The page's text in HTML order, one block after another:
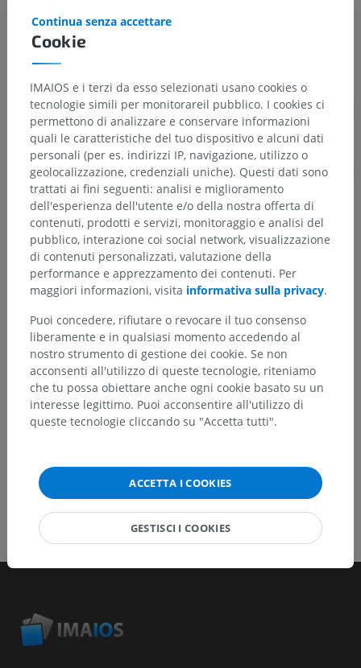
soggiacenti per questa parte anatomica
Anatomia comparata negli animali
Traduzioni
Hai notato un errore?
Non esitare a suggerire una correzione, traduzione o
un miglioramento dei contenuti.
Segnala un problema
SCARICA L'APP
Cookie
Continua senza accettare
IMAIOS e i terzi da esso selezionati usano cookies o
tecnologie simili per monitorareil pubblico. I cookies ci
permettono di analizzare e conservare informazioni
quali le caratteristiche del tuo dispositivo e alcuni dati
personali (per es. indirizzi IP, navigazione, utilizzo o
geolocalizzazione, credenziali uniche). Questi dati sono
trattati ai fini seguenti: analisi e miglioramento
dell'esperienza dell'utente e/o della nostra offerta di
contenuti, prodotti e servizi, monitoraggio e analisi del
pubblico, interazione coi social network, visualizzazione
di contenuti personalizzati, valutazione della
performance e apprezzamento dei contenuti. Per
maggiori informazioni, visita informativa sulla privacy.
Puoi concedere, rifiutare o revocare il tuo consenso
liberamente e in qualsiasi momento accedendo al
nostro strumento di gestione dei cookie. Se non
acconsenti all'utilizzo di queste tecnologie, riteniamo
che tu possa obiettare anche ogni cookie basato su un
interesse legittimo. Puoi acconsentire all'utilizzo di
queste tecnologie cliccando su "Accetta tutti".
ACCETTA I COOKIES
GESTISCI I COOKIES